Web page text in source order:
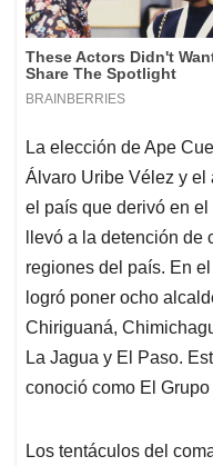
La elección de Ape
Álvaro Uribe Vélez y el
el país que derivó en
llevó a la detención
regiones del país. En
logró poner ocho
Chiriguaná,
La Jagua y El Paso.
conoció como El
Los tentáculos del